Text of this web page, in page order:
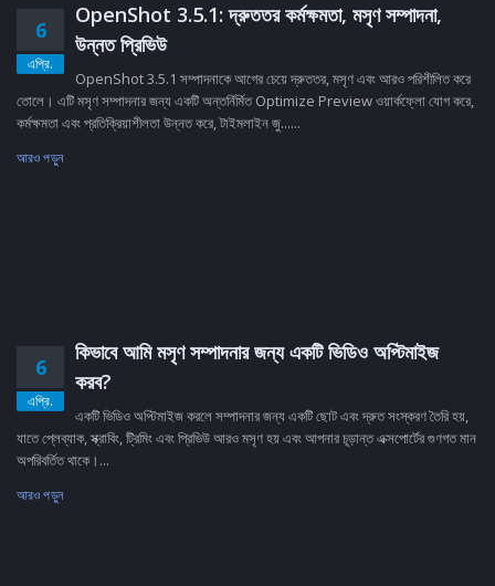
6
এপ্রি.
OpenShot 3.5.1: দ্রুততর কর্মক্ষমতা, মসৃণ সম্পাদনা,
উন্নত প্রিভিউ
OpenShot 3.5.1 সম্পাদনাকে আগের চেয়ে দ্রুততর, মসৃণ এবং আরও পরিশীলিত করে
তোলে। এটি মসৃণ সম্পাদনার জন্য একটি অন্তর্নির্মিত Optimize Preview ওয়ার্কফ্লো যোগ করে,
কর্মক্ষমতা এবং প্রতিক্রিয়াশীলতা উন্নত করে, টাইমলাইন জু......
আরও পড়ুন
6
এপ্রি.
কিভাবে আমি মসৃণ সম্পাদনার জন্য একটি ভিডিও অপ্টিমাইজ
করব?
একটি ভিডিও অপ্টিমাইজ করলে সম্পাদনার জন্য একটি ছোট এবং দ্রুত সংস্করণ তৈরি হয়,
যাতে প্লেব্যাক, স্ক্রাবিং, ট্রিমিং এবং প্রিভিউ আরও মসৃণ হয় এবং আপনার চূড়ান্ত এক্সপোর্টের গুণগত মান
অপরিবর্তিত থাকে।...
আরও পড়ুন